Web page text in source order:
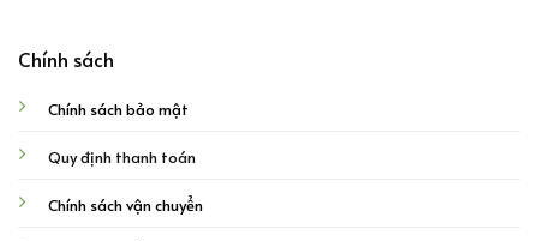
Chính sách
Chính sách bảo mật
Quy định thanh toán
Chính sách vận chuyển